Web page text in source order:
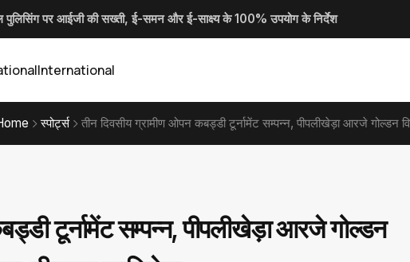
पर आईजी की सख्ती, ई-समन और ई-साक्ष्य के 100% उपयोग के निर्देश
जन्मेजय महोबे ने ली जिला जल एवं स्वच्छता मिशन की बैठक...
जन्मेजय महोबे ने ली साप्ताहिक समय-सीमा की बैठक
पिस्टल एवं तलवार लहराकर लोगों में दहशत फैलाने वाले 02 आरोपी गिरफ्तार...
International
स्पोर्ट्स तीन दिवसीय ग्रामीण ओपन कबड्डी टूर्नामेंट सम्पन्न, पीपलीखेड़ा आरजे गोल्डन
टूर्नामेंट सम्पन्न, पीपलीखेड़ा आरजे गोल्डन